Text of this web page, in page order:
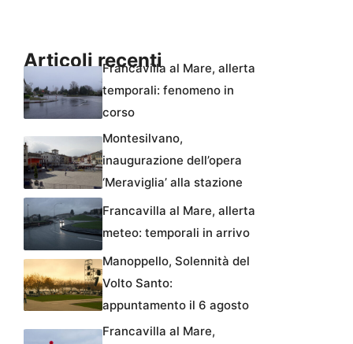
Articoli recentiFrancavilla al Mare, allerta
temporali: fenomeno in
corso
Montesilvano,
inaugurazione dell’opera
‘Meraviglia’ alla stazione
Francavilla al Mare, allerta
meteo: temporali in arrivo
Manoppello, Solennità del
Volto Santo:
appuntamento il 6 agosto
Francavilla al Mare,